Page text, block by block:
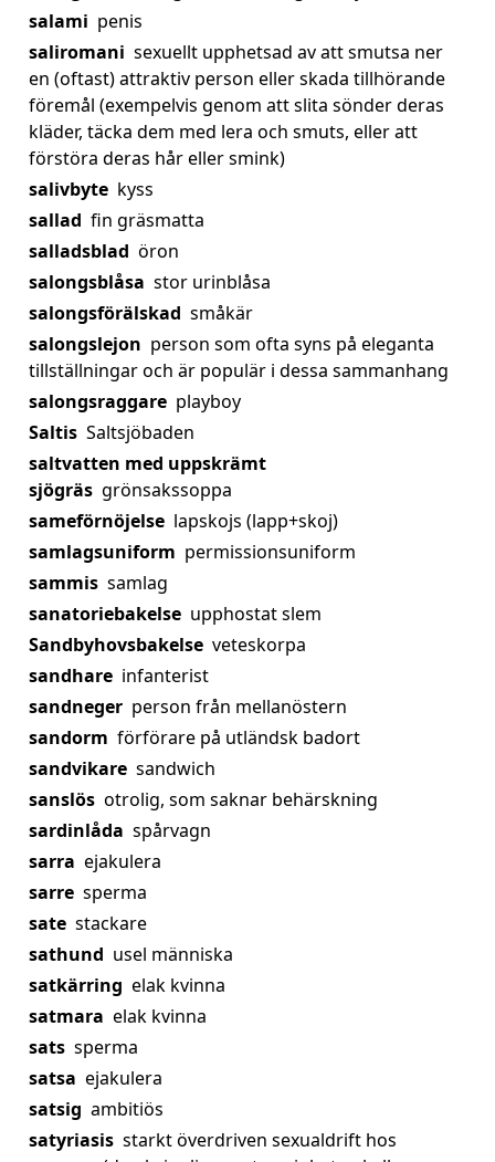
salami penis
saliromani sexuellt upphetsad av att smutsa ner
en (oftast) attraktiv person eller skada tillhörande
föremål (exempelvis genom att slita sönder deras
kläder, täcka dem med lera och smuts, eller att
förstöra deras hår eller smink)
salivbyte kyss
sallad fin gräsmatta
salladsblad öron
salongsblåsa stor urinblåsa
salongsförälskad småkär
salongslejon person som ofta syns på eleganta
tillställningar och är populär i dessa sammanhang
salongsraggare playboy
Saltis Saltsjöbaden
saltvatten med uppskrämt
sjögräs grönsakssoppa
sameförnöjelse lapskojs (lapp+skoj)
samlagsuniform permissionsuniform
sammis samlag
sanatoriebakelse upphostat slem
Sandbyhovsbakelse veteskorpa
sandhare infanterist
sandneger person från mellanöstern
sandorm förförare på utländsk badort
sandvikare sandwich
sanslös otrolig, som saknar behärskning
sardinlåda spårvagn
sarra ejakulera
sarre sperma
sate stackare
sathund usel människa
satkärring elak kvinna
satmara elak kvinna
sats sperma
satsa ejakulera
satsig ambitiös
satyriasis starkt överdriven sexualdrift hos